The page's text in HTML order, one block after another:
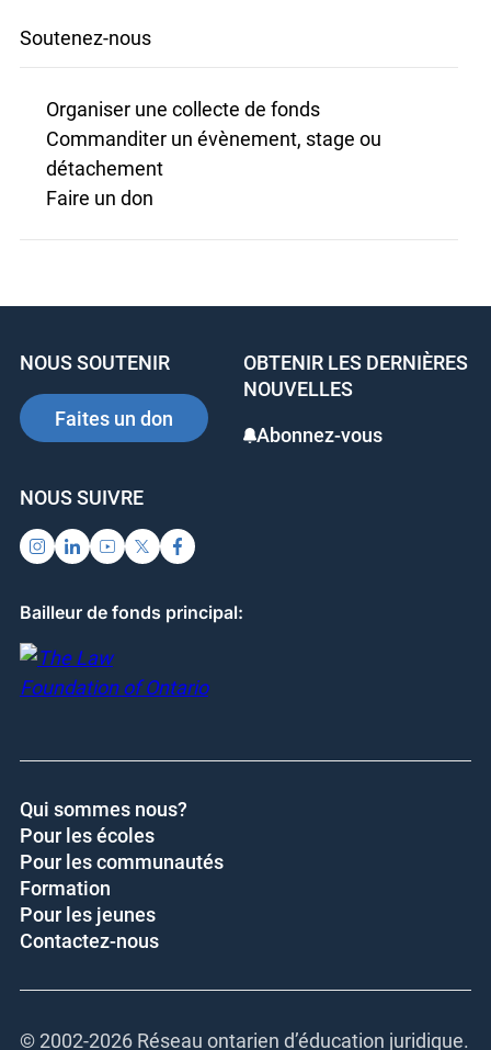
Soutenez-nous
Organiser une collecte de fonds
Commanditer un évènement, stage ou
détachement
Faire un don
NOUS SOUTENIR
Faites un don
OBTENIR LES DERNIÈRES
NOUVELLES
Abonnez-vous
NOUS SUIVRE
Bailleur de fonds principal:
Qui sommes nous?
Pour les écoles
Pour les communautés
Formation
Pour les jeunes
Contactez-nous
© 2002-2026 Réseau ontarien d’éducation juridique.